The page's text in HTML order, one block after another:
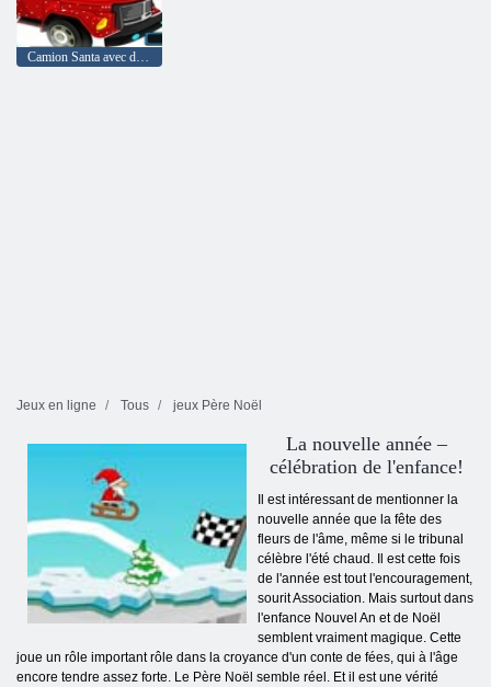
Camion Santa avec des cadeaux
Jeux en ligne Tous jeux Père Noël
La nouvelle année –
célébration de l'enfance!
Il est intéressant de mentionner la
nouvelle année que la fête des
fleurs de l'âme, même si le tribunal
célèbre l'été chaud. Il est cette fois
de l'année est tout l'encouragement,
sourit Association. Mais surtout dans
l'enfance Nouvel An et de Noël
semblent vraiment magique. Cette
joue un rôle important rôle dans la croyance d'un conte de fées, qui à l'âge
encore tendre assez forte. Le Père Noël semble réel. Et il est une vérité